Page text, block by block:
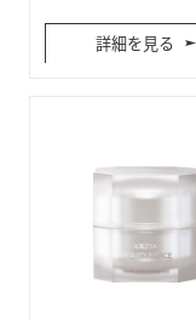
詳細を見る